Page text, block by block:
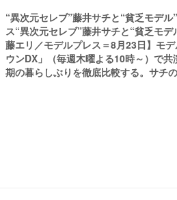
“異次元セレブ”藤井サチと“貧乏モデ
ス“異次元セレブ”藤井サチと“貧乏モ
藤エリ／モデルプレス＝8月23日】モ
ウンDX」（毎週木曜よる10時～）で
期の暮らしぶりを徹底比較する。サチ